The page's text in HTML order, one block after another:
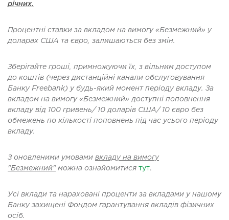
річних.
Процентні ставки за вкладом на вимогу «Безмежний» у
доларах США та євро, залишаються без змін.
Зберігайте гроші, примножуючи їх, з вільним доступом
до коштів (через дистанційні канали обслуговування
Банку Freebank) у будь-який момент періоду вкладу. За
вкладом на вимогу «Безмежний» доступні поповнення
вкладу від 100 гривень/ 10 доларів США/ 10 євро без
обмежень по кількості поповнень під час усього періоду
вкладу.
З оновленими умовами вкладу на вимогу
"Безмежний" можна ознайомитися тут.
Усі вклади та нараховані проценти за вкладами у нашому
Банку захищені Фондом гарантування вкладів фізичних
осіб.